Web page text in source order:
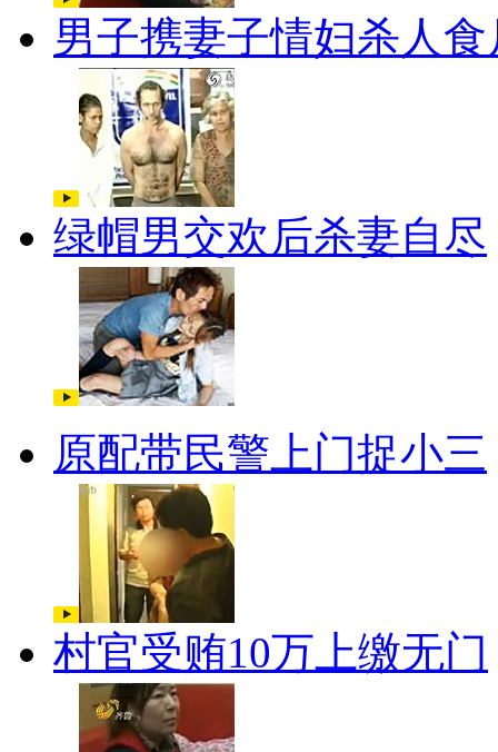
男子携妻子情妇杀人食
绿帽男交欢后杀妻自尽
原配带民警上门捉小三
村官受贿10万上缴无门